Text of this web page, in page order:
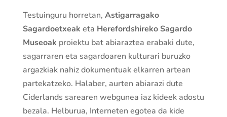
Testuinguru horretan, Astigarragako
Sagardoetxeak eta Herefordshireko Sagardo
Museoak proiektu bat abiaraztea erabaki dute,
sagarraren eta sagardoaren kulturari buruzko
argazkiak nahiz dokumentuak elkarren artean
partekatzeko. Halaber, aurten abiarazi dute
Ciderlands sarearen webgunea iaz kideek adostu
bezala. Helburua, Interneten egotea da kide